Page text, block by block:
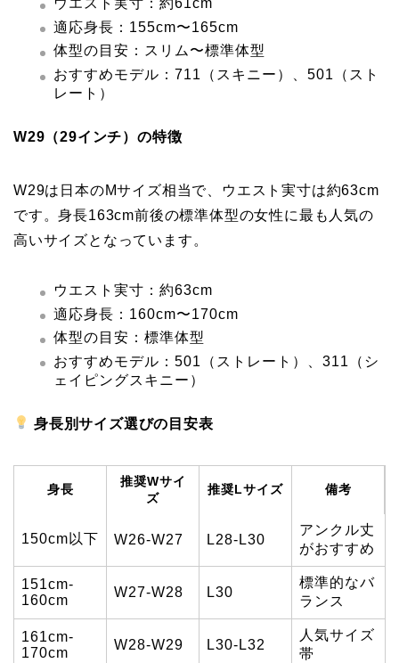
ウエスト実寸：約61cm
適応身長：155cm〜165cm
体型の目安：スリム〜標準体型
おすすめモデル：711（スキニー）、501（スト
レート）
W29（29インチ）の特徴
W29は日本のMサイズ相当で、ウエスト実寸は約63cm
です。身長163cm前後の標準体型の女性に最も人気の
高いサイズとなっています。
ウエスト実寸：約63cm
適応身長：160cm〜170cm
体型の目安：標準体型
おすすめモデル：501（ストレート）、311（シ
ェイピングスキニー）
身長別サイズ選びの目安表
身長
推奨Wサイ
ズ
推奨Lサイズ 備考
150cm以下 W26-W27 L28-L30
アンクル丈
がおすすめ
151cm-
160cm
W27-W28 L30
標準的なバ
ランス
161cm-
170cm
W28-W29 L30-L32
人気サイズ
帯